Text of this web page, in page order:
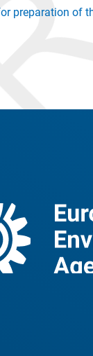
preparation of